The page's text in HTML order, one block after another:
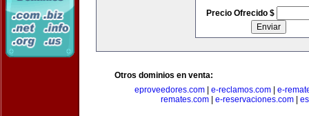
Precio Ofrecido $
Otros dominios en venta:
eproveedores.com
e-reclamos.com
e-
remates.com| e-reservaciones.com|